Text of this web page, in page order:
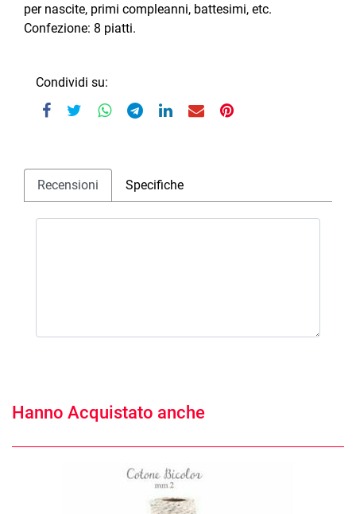
per nascite, primi compleanni, battesimi, etc.
Confezione: 8 piatti.
Condividi su:
Recensioni Specifiche
Hanno Acquistato anche